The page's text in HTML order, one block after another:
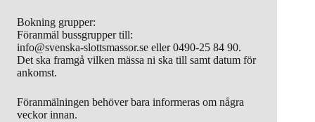
Bokning grupper:
Föranmäl bussgrupper till:
info@svenska-slottsmassor.se eller 0490-25 84 90.
Det ska framgå vilken mässa ni ska till samt datum för
ankomst.
Föranmälningen behöver bara informeras om några
veckor innan.